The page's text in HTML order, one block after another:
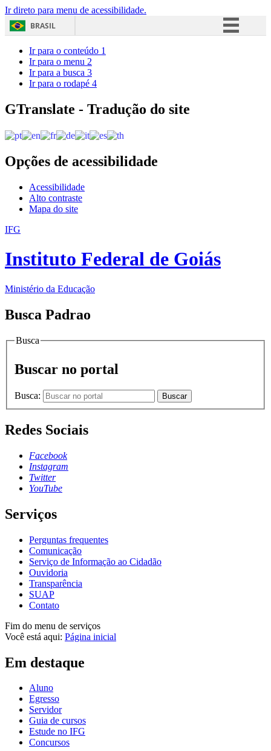
Ir direto para menu de acessibilidade.
BRASIL
Acesso à informação
Ir para o conteúdo 1
Ir para o menu 2
Ir para a busca 3
Ir para o rodapé 4
GTranslate - Tradução do site
Opções de acessibilidade
Acessibilidade
Alto contraste
Mapa do site
IFG
Instituto Federal de Goiás
Ministério da Educação
Busca Padrao
Busca
Buscar no portal
Busca: Buscar
Redes Sociais
Facebook
Instagram
Twitter
YouTube
Serviços
Perguntas frequentes
Comunicação
Serviço de Informação ao Cidadão
Ouvidoria
Transparência
SUAP
Contato
Fim do menu de serviços
Você está aqui: Página inicial
Em destaque
Aluno
Egresso
Servidor
Guia de cursos
Estude no IFG
Concursos